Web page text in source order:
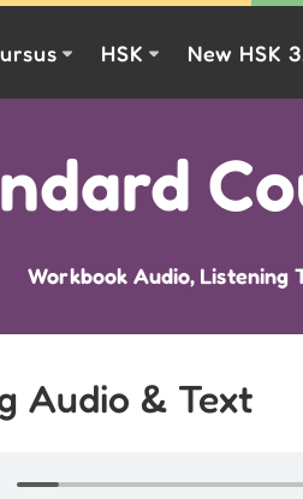
HSK New HSK
Workbook Audio, Listening
Audio & Text